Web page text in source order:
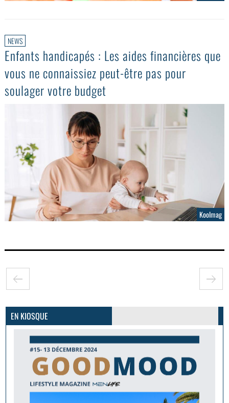
NEWS
Enfants handicapés : Les aides financières que
vous ne connaissiez peut-être pas pour
soulager votre budget
Koolmag
EN KIOSQUE PLUS D'INFOS